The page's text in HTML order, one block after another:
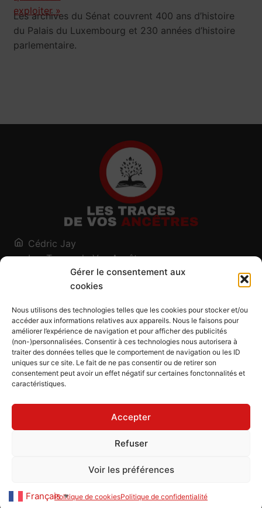
Gérer le consentement aux
cookies
Nous utilisons des technologies telles que les cookies pour stocker et/ou
accéder aux informations relatives aux appareils. Nous le faisons pour
améliorer l’expérience de navigation et pour afficher des publicités
(non-)personnalisées. Consentir à ces technologies nous autorisera à
traiter des données telles que le comportement de navigation ou les ID
uniques sur ce site. Le fait de ne pas consentir ou de retirer son
consentement peut avoir un effet négatif sur certaines fonctonnalités et
caractéristiques.
Accepter
Refuser
Voir les préférences
Politique de cookiesPolitique de confidentialité
Les archives du Sénat couvrent 400 ans d’histoire
du Palais du Luxembourg et 230 années d’histoire
parlementaire.
Cédric Jay
Les Traces de Vos Ancêtres
120, chemin des Salines
73200 Albertville - Savoie
Blog
Outils généalogiques
Contact
Plan du site
Mentions légales
Politique de confidentialité
Politique de cookies (UE)
Les Traces de Vos Ancêtres© 2026
Français ▼